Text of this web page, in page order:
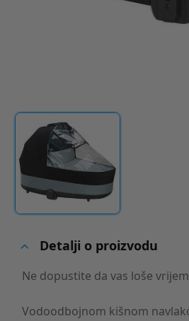
Detalji o proizvodu
Ne dopustite da vas loše
Vodoodbojnom kišnom